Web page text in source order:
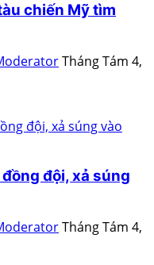
chiến Mỹ tìm
Tháng Tám 4,
đội, xả súng
Tháng Tám 4,